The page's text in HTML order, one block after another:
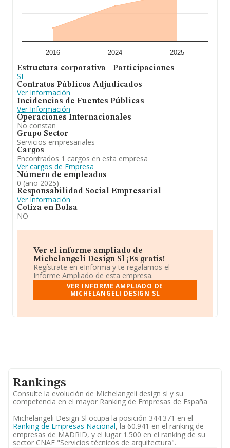
2016 2024 2025
Estructura corporativa - Participaciones
SI
Contratos Públicos Adjudicados
Ver Información
Incidencias de Fuentes Públicas
Ver Información
Operaciones Internacionales
No constan
Grupo Sector
Servicios empresariales
Cargos
Encontrados 1 cargos en esta empresa
Ver cargos de Empresa
Número de empleados
0 (año 2025)
Responsabilidad Social Empresarial
Ver Información
Cotiza en Bolsa
NO
Ver el informe ampliado de
Michelangeli Design Sl ¡Es gratis!
Regístrate en eInforma y te regalamos el
Informe Ampliado de esta empresa.
VER INFORME AMPLIADO DE
MICHELANGELI DESIGN SL
Rankings
Consulte la evolución de Michelangeli design sl y su
competencia en el mayor Ranking de Empresas de España
Michelangeli Design Sl ocupa la posición 344.371 en el
Ranking de Empresas Nacional, la 60.941 en el ranking de
empresas de MADRID, y el lugar 1.500 en el ranking de su
sector CNAE "Servicios técnicos de arquitectura".